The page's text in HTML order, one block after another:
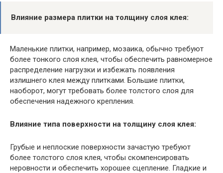
Влияние размера плитки на толщину слоя клея:
Маленькие плитки, например, мозаика, обычно требуют
более тонкого слоя клея, чтобы обеспечить равномерное
распределение нагрузки и избежать появления
излишнего клея между плитками. Большие плитки,
наоборот, могут требовать более толстого слоя для
обеспечения надежного крепления.
Влияние типа поверхности на толщину слоя клея:
Грубые и неплоские поверхности зачастую требуют
более толстого слоя клея, чтобы скомпенсировать
неровности и обеспечить хорошее сцепление. Гладкие и